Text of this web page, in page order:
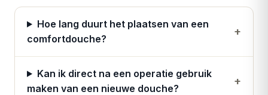
Hoe lang duurt het plaatsen van een
comfortdouche?
+
Kan ik direct na een operatie gebruik
maken van een nieuwe douche?
+